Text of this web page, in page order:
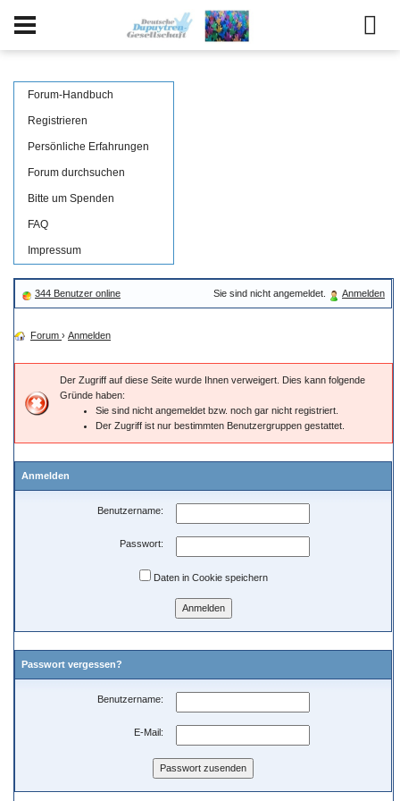
Forum-Handbuch
Registrieren
Persönliche Erfahrungen
Forum durchsuchen
Bitte um Spenden
FAQ
Impressum
344 Benutzer online Sie sind nicht angemeldet. Anmelden
Forum › Anmelden
Der Zugriff auf diese Seite wurde Ihnen verweigert. Dies kann folgende
Gründe haben:
Sie sind nicht angemeldet bzw. noch gar nicht registriert.
Der Zugriff ist nur bestimmten Benutzergruppen gestattet.
Anmelden
Benutzername:
Passwort:
Daten in Cookie speichern
Passwort vergessen?
Benutzername:
E-Mail: